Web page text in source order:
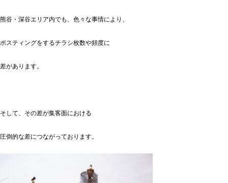
熊谷・深谷エリア内でも、色々な事情により、
ポスティングをするチラシ枚数や頻度に
差があります。
そして、その差が集客面における
圧倒的な差につながっております。